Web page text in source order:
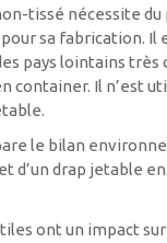
tissé nécessite
sa fabrication. Il
pays lointains très
container. Il n’est
le bilan
d’un drap jetable
ont un impact